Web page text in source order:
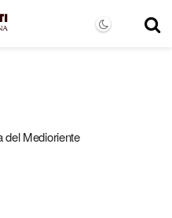
del Medioriente